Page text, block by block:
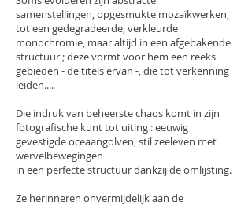
samenstellingen, opgesmukte mozaïkwerken,
tot een gedegradeerde, verkleurde
monochromie, maar altijd in een afgebakende
structuur ; deze vormt voor hem een reeks
gebieden - de titels ervan -, die tot verkenning
leiden....
Die indruk van beheerste chaos komt in zijn
fotografische kunt tot uiting : eeuwig
gevestigde oceaangolven, stil zeeleven met
wervelbewegingen
in een perfecte structuur dankzij de omlijsting.
Ze herinneren onvermijdelijk aan de